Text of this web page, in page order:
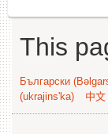
This
Български
(ukrajins'ka)
中